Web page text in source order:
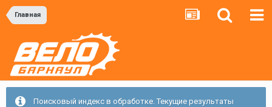
Главная
Поисковый индекс в обработке. Текущие результаты